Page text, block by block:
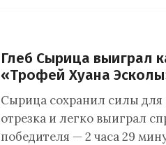
Глеб Сырица выиграл
«Трофей Хуана
Сырица сохранил силы
отрезка и легко выиграл
победителя — 2 часа 29